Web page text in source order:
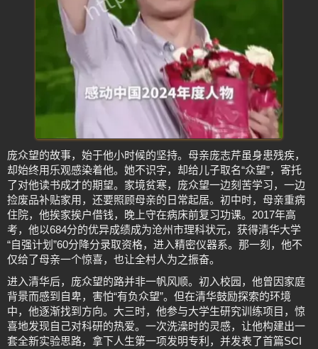
庞众望的故事，始于他小时候的坚持。母亲庞志芹虽身患残疾，
却始终用乐观感染着他。她不识字，却给儿子取名“众望”，寄托
了对他读书成才的期望。家境贫寒，庞众望一边刻苦学习，一边
捡废品补贴家用，还要照顾母亲的日常起居。初中时，母亲重病
住院，他挨家挨户借钱，晚上守在病床前复习功课。2017年高
考，他以684分的优异成绩成为沧州市理科状元，获得清华大学
“自强计划”60分降分录取资格，进入精密仪器系。那一刻，他不
仅给了母亲一个惊喜，也让全村人为之振奋。
进入清华后，庞众望的路并非一帆风顺。初入校园，他曾因家庭
背景而感到自卑，害怕“有负众望”。但在清华鼓励探索的环境
中，他逐渐找到方向。大三时，他参与大学生研究训练项目，惊
喜地发现自己对科研的热爱。一次洗澡时的灵感，让他构建出一
套全新实验思路，拿下人生第一项发明专利，并发表了首篇SCI